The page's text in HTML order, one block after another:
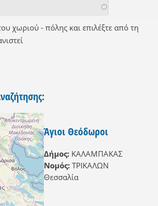
χωριού - πόλης και επιλέξτε από τη
Άγιοι Θεόδωροι
Δήμος: ΚΑΛΑΜΠΑΚΑΣ
Νομός: ΤΡΙΚΑΛΩΝ
Θεσσαλία